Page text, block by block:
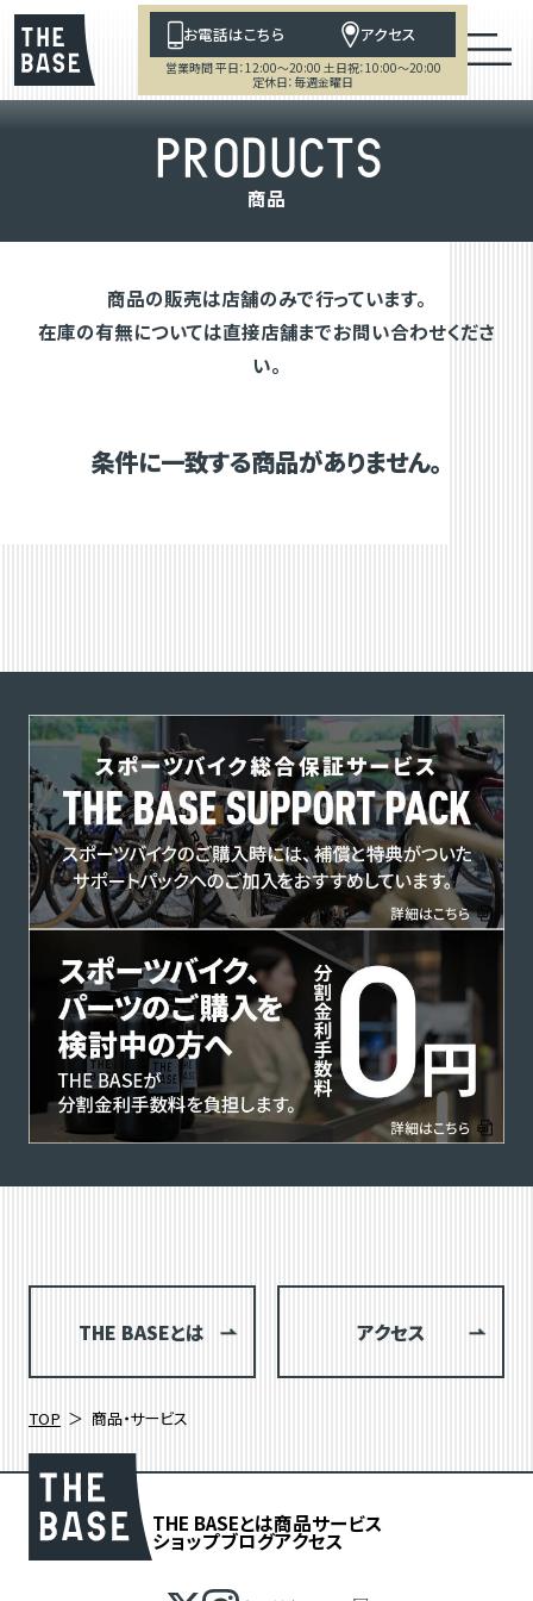
お電話はこちら アクセス
営業時間 平日：12:00～20:00 土日祝：10:00～20:00
定休日：毎週金曜日
PRODUCTS
商品
商品の販売は店舗のみで行っています。
在庫の有無については直接店舗までお問い合わせくださ
い。
条件に一致する商品がありません。
THE BASEとは アクセス
TOP 商品・サービス
THE BASEとは商品サービス
ショップブログアクセス